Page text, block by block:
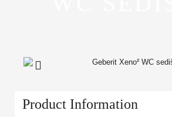
Product Information